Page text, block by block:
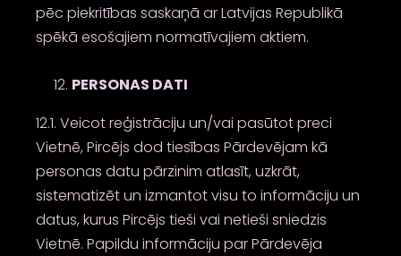
pēc piekritības saskaņā ar Latvijas Republikā
spēkā esošajiem normatīvajiem aktiem.
PERSONAS DATI
12.1. Veicot reģistrāciju un/vai pasūtot preci
Vietnē, Pircējs dod tiesības Pārdevējam kā
personas datu pārzinim atlasīt, uzkrāt,
sistematizēt un izmantot visu to informāciju un
datus, kurus Pircējs tieši vai netieši sniedzis
Vietnē. Papildu informāciju par Pārdevēja